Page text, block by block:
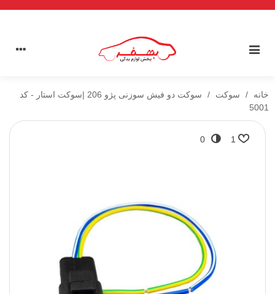
خانه / سوکت /
سوکت دو فیش سوزنی پژو 206 |سوکت استار - کد
5001
1
0